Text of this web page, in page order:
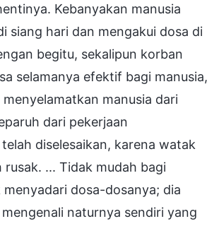
Kebanyakan manusia
siang hari dan mengakui dosa di
begitu, sekalipun korban
selamanya efektif bagi manusia,
manusia dari
dari pekerjaan
diselesaikan, karena watak
rusak. ... Tidak mudah bagi
menyadari dosa-dosanya; dia
naturnya sendiri yang